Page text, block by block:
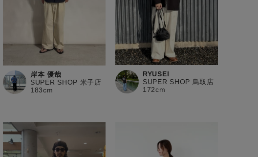
岸本 優哉
SUPER SHOP 米子店
183cm
RYUSEI
SUPER SHOP 鳥取店
172cm